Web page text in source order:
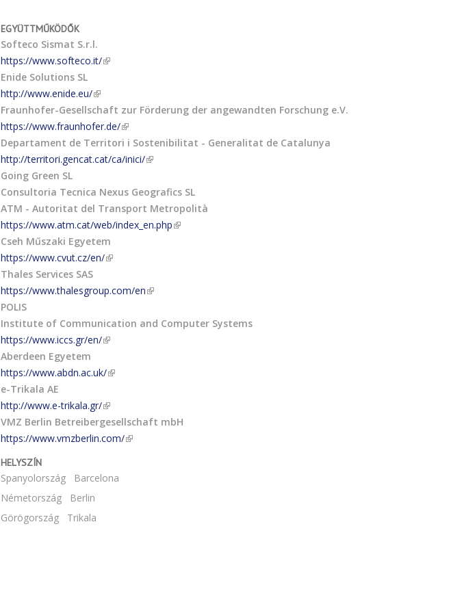
EGYÜTTMŰKÖDŐK
Softeco Sismat S.r.l.
https://www.softeco.it/
Enide Solutions SL
http://www.enide.eu/
Fraunhofer-Gesellschaft zur Förderung der angewandten Forschung e.V.
https://www.fraunhofer.de/
Departament de Territori i Sostenibilitat - Generalitat de Catalunya
http://territori.gencat.cat/ca/inici/
Going Green SL
Consultoria Tecnica Nexus Geografics SL
ATM - Autoritat del Transport Metropolità
https://www.atm.cat/web/index_en.php
Cseh Műszaki Egyetem
https://www.cvut.cz/en/
Thales Services SAS
https://www.thalesgroup.com/en
POLIS
Institute of Communication and Computer Systems
https://www.iccs.gr/en/
Aberdeen Egyetem
https://www.abdn.ac.uk/
e-Trikala AE
http://www.e-trikala.gr/
VMZ Berlin Betreibergesellschaft mbH
https://www.vmzberlin.com/
HELYSZÍN
Spanyolország
Barcelona
Németország
Berlin
Görögország
Trikala